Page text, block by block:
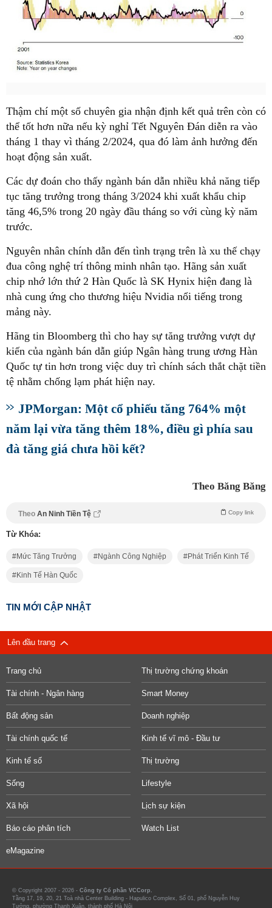
Thậm chí một số chuyên gia nhận định kết quả trên còn có
thể tốt hơn nữa nếu kỳ nghỉ Tết Nguyên Đán diễn ra vào
tháng 1 thay vì tháng 2/2024, qua đó làm ảnh hưởng đến
hoạt động sản xuất.
Các dự đoán cho thấy ngành bán dẫn nhiều khả năng tiếp
tục tăng trưởng trong tháng 3/2024 khi xuất khẩu chip
tăng 46,5% trong 20 ngày đầu tháng so với cùng kỳ năm
trước.
Nguyên nhân chính dẫn đến tình trạng trên là xu thế chạy
đua công nghệ trí thông minh nhân tạo. Hãng sản xuất
chip nhớ lớn thứ 2 Hàn Quốc là SK Hynix hiện đang là
nhà cung ứng cho thương hiệu Nvidia nổi tiếng trong
mảng này.
Hãng tin Bloomberg thì cho hay sự tăng trưởng vượt dự
kiến của ngành bán dẫn giúp Ngân hàng trung ương Hàn
Quốc tự tin hơn trong việc duy trì chính sách thắt chặt tiền
tệ nhằm chống lạm phát hiện nay.
JPMorgan: Một cổ phiếu tăng 764% một
năm lại vừa tăng thêm 18%, điều gì phía sau
đà tăng giá chưa hồi kết?
Theo Băng Băng
Theo An Ninh Tiền Tệ Copy link
Từ Khóa:
Mức Tăng Trưởng Ngành Công Nghiệp Phát Triển Kinh Tế
Kinh Tế Hàn Quốc
TIN MỚI CẬP NHẬT
Lên đầu trang
Trang chủ Thị trường chứng khoán
Tài chính - Ngân hàng Smart Money
Bất động sản Doanh nghiệp
Tài chính quốc tế Kinh tế vĩ mô - Đầu tư
Kinh tế số Thị trường
Sống Lifestyle
Xã hội Lịch sự kiện
Báo cáo phân tích Watch List
eMagazine
© Copyright 2007 - 2026 - Công ty Cổ phần VCCorp.
Tầng 17, 19, 20, 21 Toà nhà Center Building - Hapulico Complex, Số 01, phố Nguyễn Huy
Tưởng, phường Thanh Xuân, thành phố Hà Nội